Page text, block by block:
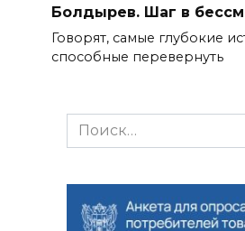
Болдырев. Шаг в
Говорят, самые глубокие
способные перевернуть
Search
for: